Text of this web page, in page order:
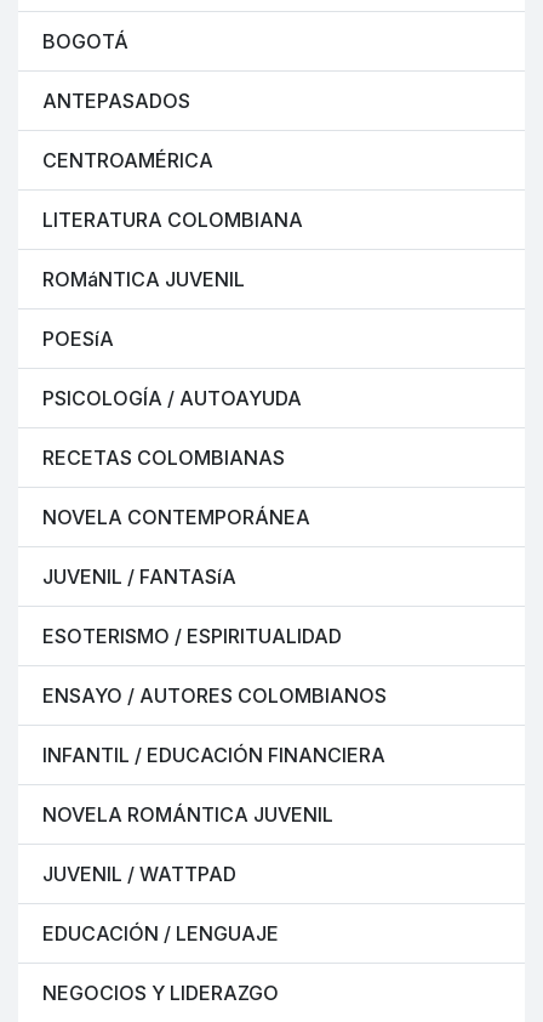
BOGOTÁ
ANTEPASADOS
CENTROAMÉRICA
LITERATURA COLOMBIANA
ROMáNTICA JUVENIL
POESíA
PSICOLOGÍA / AUTOAYUDA
RECETAS COLOMBIANAS
NOVELA CONTEMPORÁNEA
JUVENIL / FANTASíA
ESOTERISMO / ESPIRITUALIDAD
ENSAYO / AUTORES COLOMBIANOS
INFANTIL / EDUCACIÓN FINANCIERA
NOVELA ROMÁNTICA JUVENIL
JUVENIL / WATTPAD
EDUCACIÓN / LENGUAJE
NEGOCIOS Y LIDERAZGO